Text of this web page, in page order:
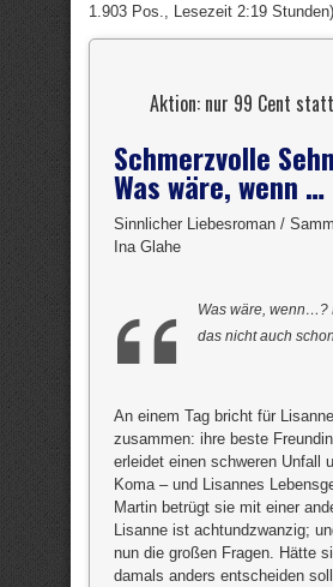
1.903 Pos., Lesezeit 2:19
Aktion: nur 99 Cent statt
Schmerzvolle
Was wäre, wenn …
Sinnlicher Liebesroman /
Ina Glahe
Was wäre, wenn…?
das nicht auch
An einem Tag bricht für
zusammen: ihre beste
erleidet einen schweren Unfall
Koma – und Lisannes
Martin betrügt sie mit einer
Lisanne ist achtundzwanzig;
nun die großen Fragen. Hätte
damals anders entscheiden